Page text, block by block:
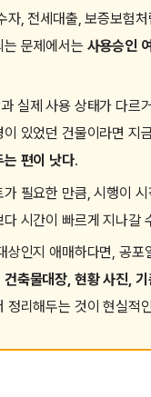
자, 전세대출, 보증보험
는 문제에서는 사용승인
실제 사용 상태가 다르
이 있었던 건물이라면 지
는 편이 낫다.
필요한 만큼, 시행이 시
다 시간이 빠르게 지나갈
상인지 애매하다면, 공포
건축물대장, 현황 사진,
정리해두는 것이 현실적